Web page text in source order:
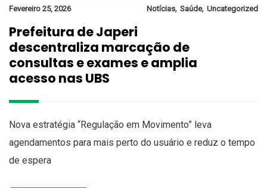
Fevereiro 25, 2026 Notícias, Saúde, Uncategorized
Prefeitura de Japeri
descentraliza marcação de
consultas e exames e amplia
acesso nas UBS
Nova estratégia “Regulação em Movimento” leva
agendamentos para mais perto do usuário e reduz o tempo
de espera